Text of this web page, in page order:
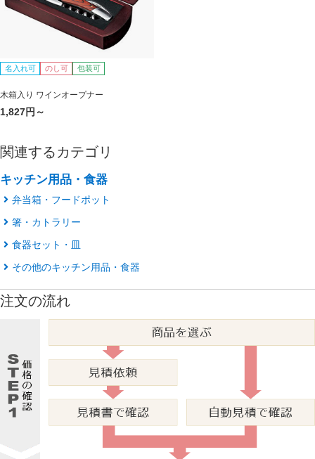
名入れ可 のし可 包装可
木箱入り ワインオープナー
1,827円～
関連するカテゴリ
キッチン用品・食器
弁当箱・フードポット
箸・カトラリー
食器セット・皿
その他のキッチン用品・食器
注文の流れ